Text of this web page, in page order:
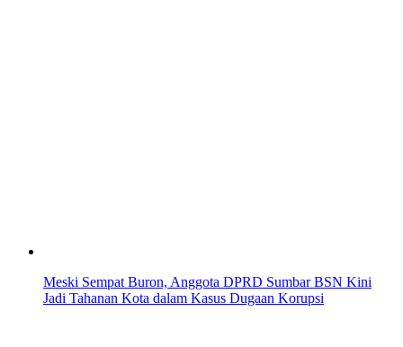
Meski Sempat Buron, Anggota DPRD Sumbar BSN Kini
Jadi Tahanan Kota dalam Kasus Dugaan Korupsi